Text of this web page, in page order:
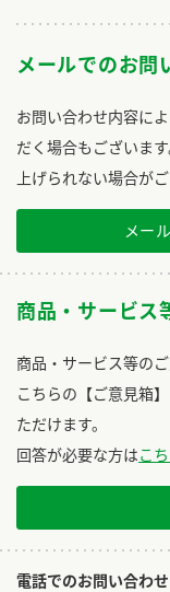
メールでのお問
お問い合わせ内容に
だく場合もございま
上げられない場合がご
メー
商品・サービス
商品・サービス等の
こちらの【ご意見箱
ただけます。
回答が必要な方はこ
電話でのお問い合わせ